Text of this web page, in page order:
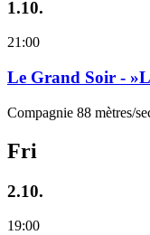
1.10.
21:00
Le Grand Soir -
Compagnie 88 mètres/
Fri
2.10.
19:00